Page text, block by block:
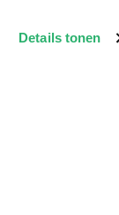
Details tonen
Klantenservice